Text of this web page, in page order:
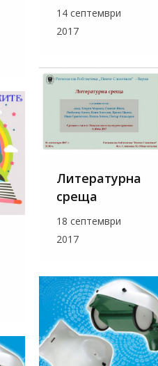
14 септември
2017
Литературна
среща
18 септември
2017